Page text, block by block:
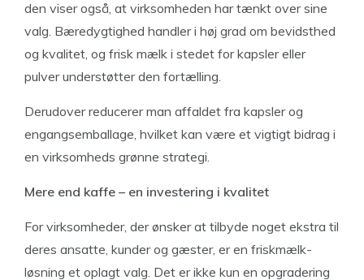
den viser også, at virksomheden har tænkt over sine
valg. Bæredygtighed handler i høj grad om bevidsthed
og kvalitet, og frisk mælk i stedet for kapsler eller
pulver understøtter den fortælling.
Derudover reducerer man affaldet fra kapsler og
engangsemballage, hvilket kan være et vigtigt bidrag i
en virksomheds grønne strategi.
Mere end kaffe – en investering i kvalitet
For virksomheder, der ønsker at tilbyde noget ekstra til
deres ansatte, kunder og gæster, er en friskmælk-
løsning et oplagt valg. Det er ikke kun en opgradering